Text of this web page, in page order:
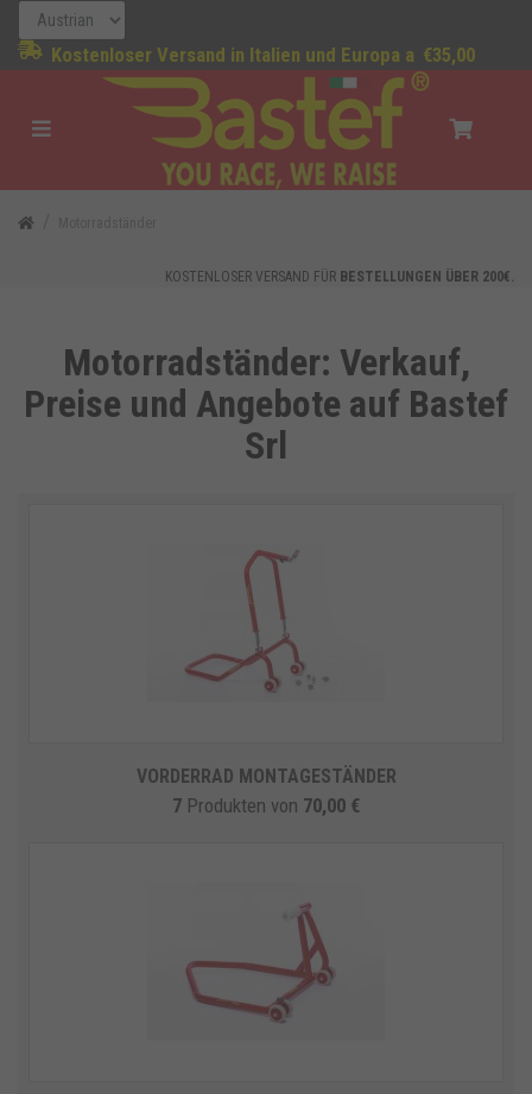
Kostenloser Versand in Italien und Europa a €35,00
KOSTENLOSER VERSAND FÜR BESTELLUNGEN ÜBER 200€.
Motorradständer: Verkauf,
Preise und Angebote auf Bastef
Srl
VORDERRAD MONTAGESTÄNDER
7 Produkten von 70,00 €